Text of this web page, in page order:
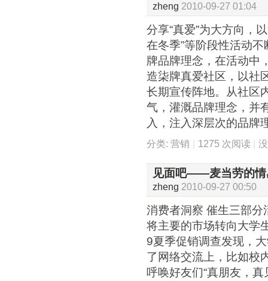
zheng 2010-09-27 01:04
分享“真爱”为大方向，
在冬季”等阶段性活动
牌品牌理念，在活动中
造柒牌真爱社区，以社
长期宣传阵地。从社区
气，灌溉品牌理念，并
入，注入深层次的品牌
分类: 营销 | 1275 次阅读 |
见面吧——麦当劳的情
zheng 2010-09-27 00:50
消费者洞察 催生三部
将主要的市场转向大学
9夏季促销调查发现，
了网络交流上，比如校
呼唤好友们“真朋友，